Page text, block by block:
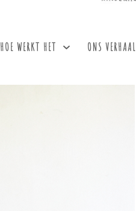
HOE WERKT HET ONS VERHAAL